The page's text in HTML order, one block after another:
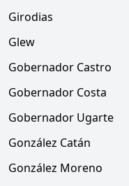
Girodias
Glew
Gobernador Castro
Gobernador Costa
Gobernador Ugarte
González Catán
González Moreno